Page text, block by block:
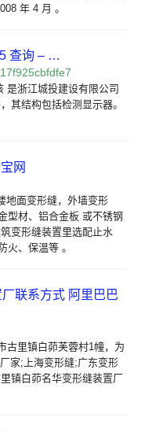
年 4 月 。
查询 – …
是浙江城投建设有限公司
其结构包括检测显示器。
网
地面变形缝，外墙变形
型材、铝合金板 或不锈钢
变形缝装置里选配止水
火、保温等 。
联系方式 阿里巴巴
古里镇白茆芙蓉村1幢，为
家;上海变形缝;广东变形
镇白茆名华变形缝装置厂